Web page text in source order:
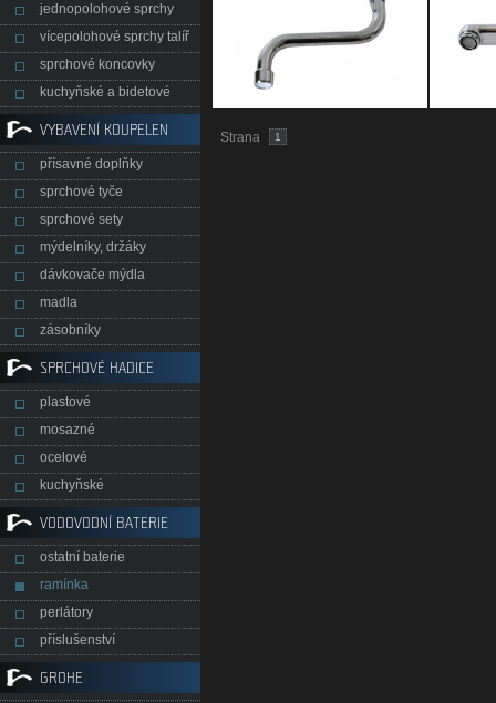
jednopolohové sprchy
vícepolohové sprchy talíř
sprchové koncovky
kuchyňské a bidetové
VYBAVENÍ KOUPELEN
přísavné doplňky
sprchové tyče
sprchové sety
mýdelníky, držáky
dávkovače mýdla
madla
zásobníky
SPRCHOVÉ HADICE
plastové
mosazné
ocelové
kuchyňské
VODOVODNÍ BATERIE
ostatní baterie
ramínka
perlátory
příslušenství
GROHE
Strana 1